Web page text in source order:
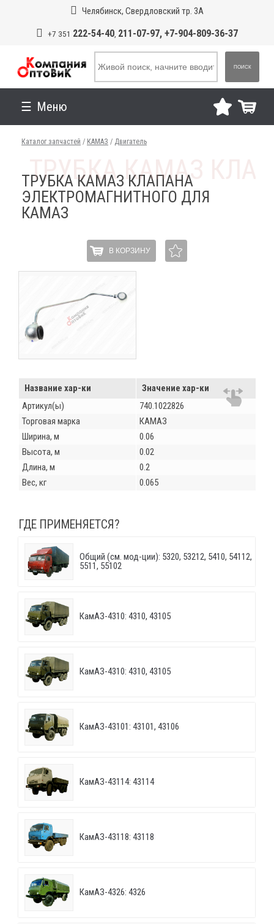
Челябинск, Свердловский тр. 3А
+7 351 222-54-40, 211-07-97, +7-904-809-36-37
ПОИСК
Меню
Каталог запчастей / КАМАЗ / Двигатель
ТРУБКА КАМАЗ КЛАПАНА
ЭЛЕКТРОМАГНИТНОГО ДЛЯ
КАМАЗ
В КОРЗИНУ
Название хар-ки
Значение хар-ки
Артикул(ы)
740.1022826
Торговая марка
КАМАЗ
Ширина, м
0.06
Высота, м
0.02
Длина, м
0.2
Вес, кг
0.065
ГДЕ ПРИМЕНЯЕТСЯ?
Общий (см. мод-ции): 5320, 53212, 5410, 54112,
5511, 55102
КамАЗ-4310: 4310, 43105
КамАЗ-4310: 4310, 43105
КамАЗ-43101: 43101, 43106
КамАЗ-43114: 43114
КамАЗ-43118: 43118
КамАЗ-4326: 4326